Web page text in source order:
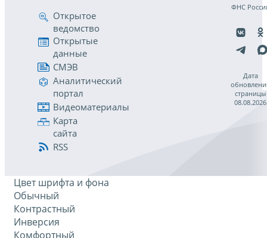
Открытое
ведомство
Открытые
данные
СМЭВ
Аналитический
портал
Видеоматериалы
Карта
сайта
RSS
ФНС
Дата
страницы
08.08.2026
Цвет шрифта и фона
Обычный
Контрастный
Инверсия
Комфортный